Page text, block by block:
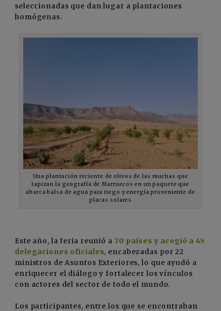
seleccionadas que dan lugar a plantaciones
homógenas.
Una plantación reciente de olivos de las muchas que
tapizan la geografía de Marruecos en un paquete que
abarca balsa de agua para riego y energía proveniente de
placas solares
Este año, la feria reunió a 70 países y acogió a 45
delegaciones oficiales, encabezadas por 22
ministros de Asuntos Exteriores, lo que ayudó a
enriquecer el diálogo y fortalecer los vínculos
con actores del sector de todo el mundo.
Los participantes, entre los que se encontraban